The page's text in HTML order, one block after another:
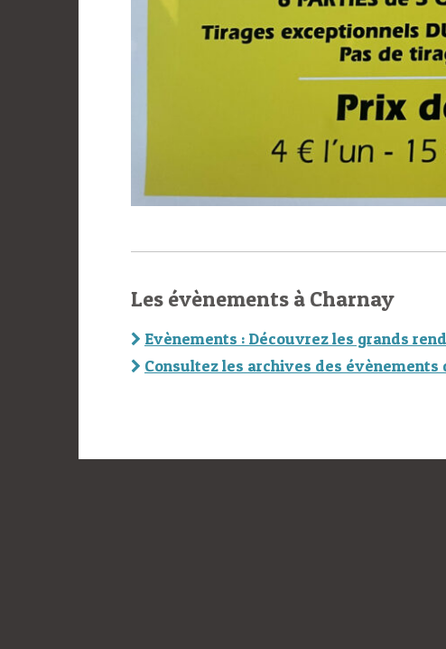
Les évènements à Charnay
Evènements : Découvrez les grands
Consultez les archives des évènements